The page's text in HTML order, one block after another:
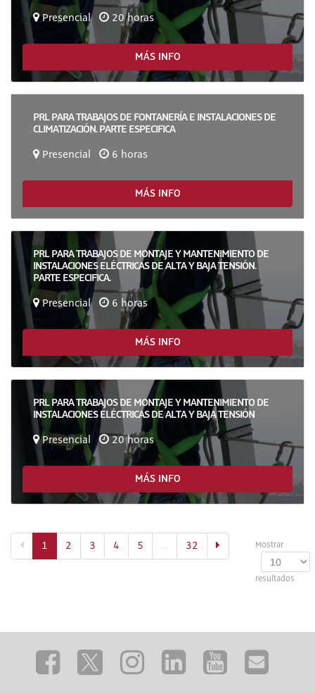
Presencial 20 horas
MÁS INFO
PRL PARA TRABAJOS DE FONTANERÍA E INSTALACIONES DE
CLIMATIZACIÓN. PARTE ESPECIFICA
Presencial 6 horas
MÁS INFO
PRL PARA TRABAJOS DE MONTAJE Y MANTENIMIENTO DE
INSTALACIONES ELÉCTRICAS DE ALTA Y BAJA TENSIÓN.
PARTE ESPECIFICA.
Presencial 6 horas
MÁS INFO
PRL PARA TRABAJOS DE MONTAJE Y MANTENIMIENTO DE
INSTALACIONES ELÉCTRICAS DE ALTA Y BAJA TENSIÓN
Presencial 20 horas
MÁS INFO
Mostrar
resultados
1 (actual)
2 3 4 5 … 32